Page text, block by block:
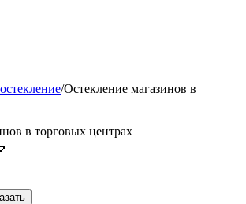
/Остекление магазинов в
в торговых центрах